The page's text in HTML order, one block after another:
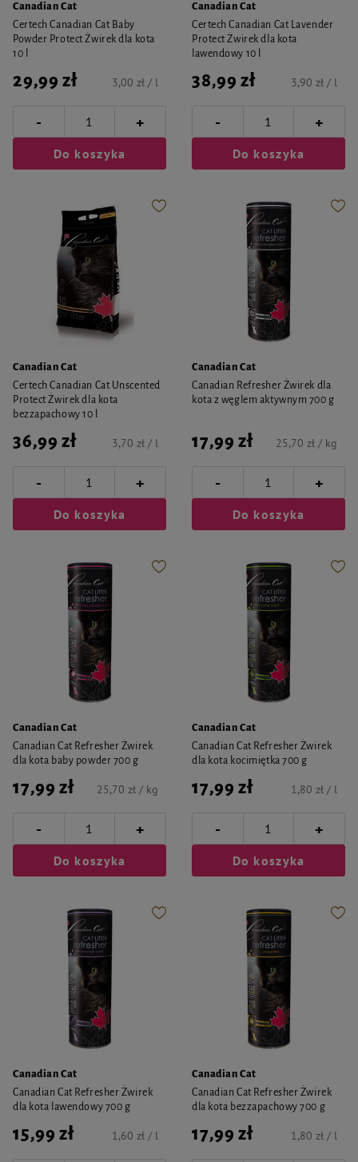
Canadian Cat
Certech Canadian Cat Baby
Powder Protect Żwirek dla kota
10 l
29,99 zł 3,00 zł / l
- +
Do koszyka
Canadian Cat
Certech Canadian Cat Lavender
Protect Żwirek dla kota
lawendowy 10 l
38,99 zł 3,90 zł / l
- +
Do koszyka
Canadian Cat
Certech Canadian Cat Unscented
Protect Żwirek dla kota
bezzapachowy 10 l
36,99 zł 3,70 zł / l
- +
Do koszyka
Canadian Cat
Canadian Refresher Żwirek dla
kota z węglem aktywnym 700 g
17,99 zł 25,70 zł / kg
- +
Do koszyka
Canadian Cat
Canadian Cat Refresher Żwirek
dla kota baby powder 700 g
17,99 zł 25,70 zł / kg
- +
Do koszyka
Canadian Cat
Canadian Cat Refresher Żwirek
dla kota kocimiętka 700 g
17,99 zł 1,80 zł / l
- +
Do koszyka
Canadian Cat
Canadian Cat Refresher Żwirek
dla kota lawendowy 700 g
15,99 zł 1,60 zł / l
Canadian Cat
Canadian Cat Refresher Żwirek
dla kota bezzapachowy 700 g
17,99 zł 1,80 zł / l